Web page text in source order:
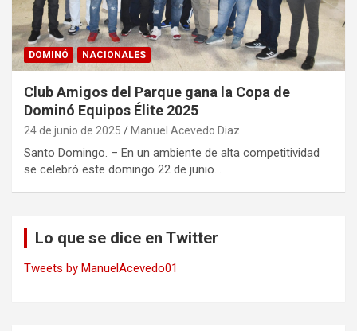
DOMINÓ NACIONALES
Club Amigos del Parque gana la Copa de
Dominó Equipos Élite 2025
24 de junio de 2025 Manuel Acevedo Diaz
Santo Domingo. – En un ambiente de alta competitividad
se celebró este domingo 22 de junio…
Lo que se dice en Twitter
Tweets by ManuelAcevedo01